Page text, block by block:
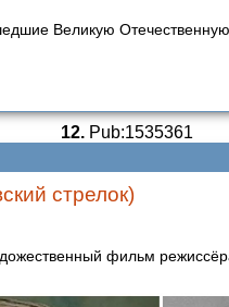
Великую
12. Pub:1535361
стрелок)
фильм